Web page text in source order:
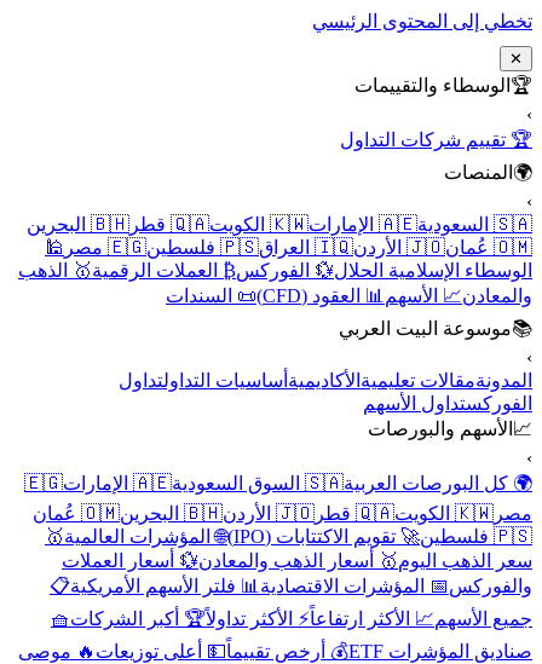
تخطي إلى المحتوى الرئيسي
✕
🏆 الوسطاء والتقييمات
›
🏆 تقييم شركات التداول
🌍 المنصات
›
🇸🇦 السعودية
🇦🇪 الإمارات 🇰🇼 الكويت 🇶🇦 قطر
🇧🇭 البحرين
🇴🇲 عُمان
🇯🇴 الأردن 🇮🇶 العراق 🇵🇸 فلسطين 🇪🇬 مصر
🕌
الوسطاء الإسلامية الحلال💱 الفوركس₿ العملات الرقمية🥇 الذهب
والمعادن📈 الأسهم 📊 العقود (CFD)
📜 السندات
📚موسوعة البيت العربي
›
المدونةمقالات تعليمية الأكاديمية أساسيات التداولتداول
الفوركستداول الأسهم
📈 الأسهم والبورصات
›
🌍 كل البورصات العربية🇸🇦 السوق السعودية 🇦🇪 الإمارات
🇪🇬
مصر 🇰🇼 الكويت 🇶🇦 قطر 🇯🇴 الأردن 🇧🇭 البحرين
🇴🇲 عُمان
🇵🇸 فلسطين
🚀 تقويم الاكتتابات (IPO) 🌐 المؤشرات العالمية🥇
سعر الذهب اليوم🥇 أسعار الذهب والمعادن💱 أسعار العملات
والفوركس📅 المؤشرات الاقتصادية 📊 فلتر الأسهم الأمريكية📋
جميع الأسهم📈 الأكثر ارتفاعاً⚡ الأكثر تداولاً🏆 أكبر الشركات🧺
صناديق المؤشرات ETF
💰 أرخص تقييماً💵 أعلى توزيعات 🔥 موصى